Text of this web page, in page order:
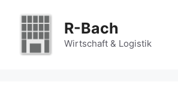
Inhalt
springen
R-Bach
Wirtschaft & Logistik